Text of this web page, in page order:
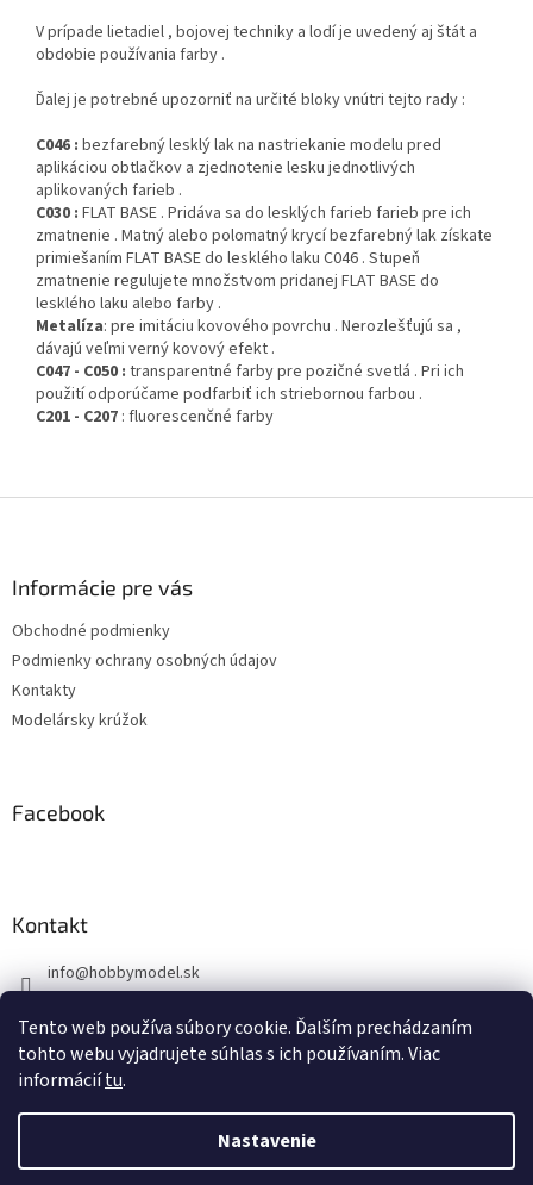
Tento web používa súbory cookie. Ďalším prechádzaním
tohto webu vyjadrujete súhlas s ich používaním. Viac
informáciítu.
Nastavenie
V prípade lietadiel , bojovej techniky a lodí je uvedený aj štát a
obdobie používania farby .
Ďalej je potrebné upozorniť na určité bloky vnútri tejto rady :
C046 : bezfarebný lesklý lak na nastriekanie modelu pred
aplikáciou obtlačkov a zjednotenie lesku jednotlivých
aplikovaných farieb .
C030 : FLAT BASE . Pridáva sa do lesklých farieb farieb pre ich
zmatnenie . Matný alebo polomatný krycí bezfarebný lak získate
primiešaním FLAT BASE do lesklého laku C046 . Stupeň
zmatnenie regulujete množstvom pridanej FLAT BASE do
lesklého laku alebo farby .
Metalíza: pre imitáciu kovového povrchu . Nerozlešťujú sa ,
dávajú veľmi verný kovový efekt .
C047 - C050 : transparentné farby pre pozičné svetlá . Pri ich
použití odporúčame podfarbiť ich striebornou farbou .
C201 - C207 : fluorescenčné farby
Informácie pre vás
Obchodné podmienky
Podmienky ochrany osobných údajov
Kontakty
Modelársky krúžok
Facebook
Kontakt
info@hobbymodel.sk
https://www.facebook.com/skhobbymodel
Vytvoril Shoptet